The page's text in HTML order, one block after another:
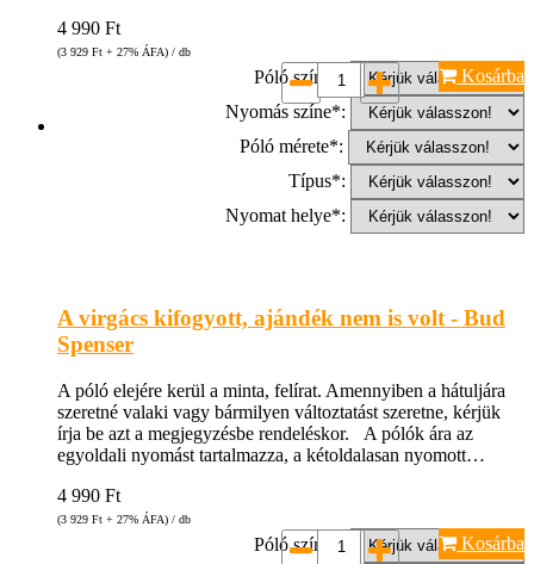
4 990 Ft
(3 929 Ft + 27% ÁFA) / db
Póló színe*:
Nyomás színe*:
Póló mérete*:
Típus*:
Nyomat helye*:
Kosárba
A virgács kifogyott, ajándék nem is volt - Bud
Spenser
A póló elejére kerül a minta, felírat. Amennyiben a hátuljára
szeretné valaki vagy bármilyen változtatást szeretne, kérjük
írja be azt a megjegyzésbe rendeléskor. A pólók ára az
egyoldali nyomást tartalmazza, a kétoldalasan nyomott…
4 990 Ft
(3 929 Ft + 27% ÁFA) / db
Póló színe*:
Kosárba